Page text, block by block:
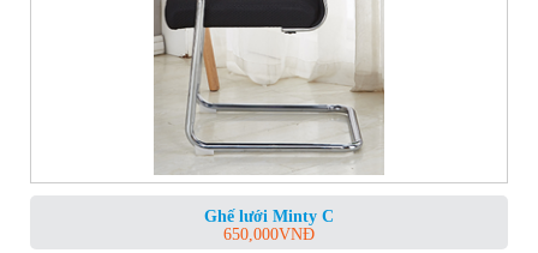
Ghế lưới Minty C
650,000VNĐ